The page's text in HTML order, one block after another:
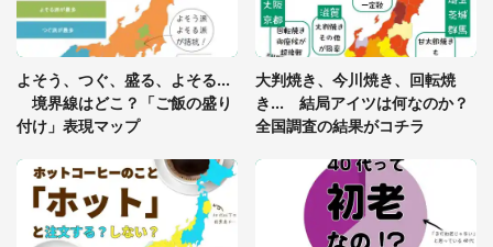
「閉所恐怖症の私は新幹線で大パニック。隣席の青
年に『手を繋いで』とお願いしたら...」 体験談に
8万人感動
知らぬおじいさんがわざわざ声をかけてきて（兵庫
県・30代女性）
よそう、つぐ、盛る、よそる...
境界線はどこ？「ご飯の盛り
付け」表現マップ
大判焼き、今川焼き、回転焼
き... 結局アイツは何なのか？
全国調査の結果がコチラ